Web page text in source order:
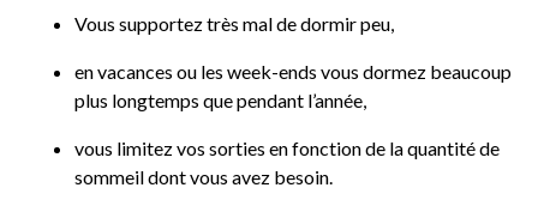
Vous supportez très mal de dormir peu,
en vacances ou les week-ends vous dormez beaucoup
plus longtemps que pendant l’année,
vous limitez vos sorties en fonction de la quantité de
sommeil dont vous avez besoin.